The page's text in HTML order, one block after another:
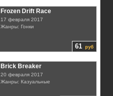
61 руб
Frozen Drift Race
17 февраля 2017
Жанры: Гонки
Brick Breaker
20 февраля 2017
Жанры: Казуальные